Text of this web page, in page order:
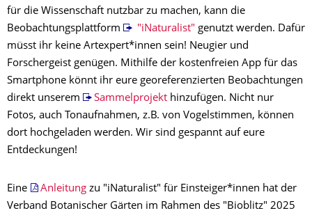
für die Wissenschaft nutzbar zu machen, kann die
Beobachtungsplattform
"iNaturalist" genutzt werden. Dafür
müsst ihr keine Artexpert*innen sein! Neugier und
Forschergeist genügen. Mithilfe der kostenfreien App für das
Smartphone könnt ihr eure georeferenzierten Beobachtungen
direkt unserem
Sammelprojekthinzufügen. Nicht nur
Fotos, auch Tonaufnahmen, z.B. von Vogelstimmen, können
dort hochgeladen werden. Wir sind gespannt auf eure
Entdeckungen!
Eine Anleitung zu "iNaturalist" für Einsteiger*innen hat der
Verband Botanischer Gärten im Rahmen des "Bioblitz" 2025